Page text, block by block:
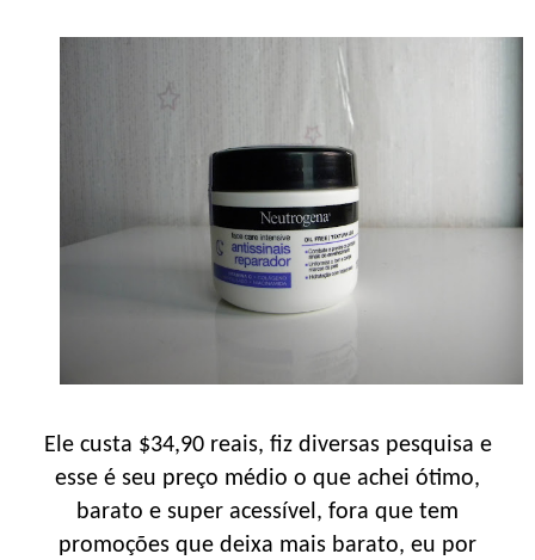
Ele custa $34,90 reais, fiz diversas pesquisa e
esse é seu preço médio o que achei ótimo,
barato e super acessível, fora que tem
promoções que deixa mais barato, eu por